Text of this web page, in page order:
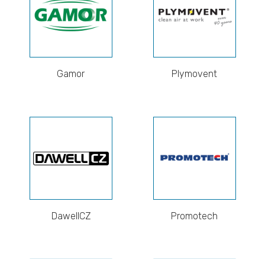
Plymovent
Gamor
Promotech
DawellCZ